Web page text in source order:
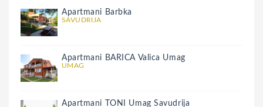
Apartmani Barbka
SAVUDRIJA
Apartmani BARICA Valica Umag
UMAG
Apartmani TONI Umag Savudrija